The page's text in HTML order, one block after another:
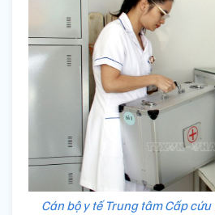
Cán bộ y tế Trung tâm Cấp